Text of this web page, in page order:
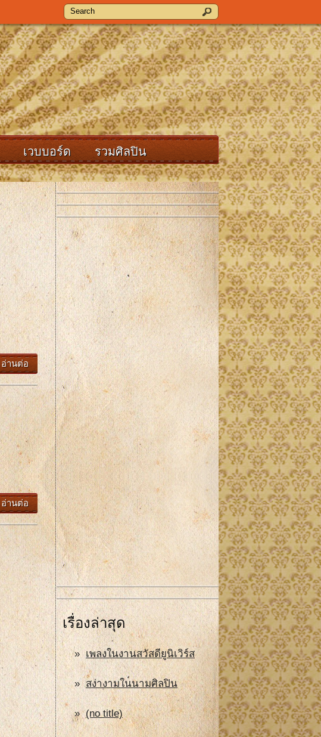
เวบบอร์ด รวมศิลปิน
เรื่องล่าสุด
เพลงในงานสวัสดียูนิเวิร์ส
สง่างามในนามศิลปิน
(no title)
อ่านต่อ
อ่านต่อ